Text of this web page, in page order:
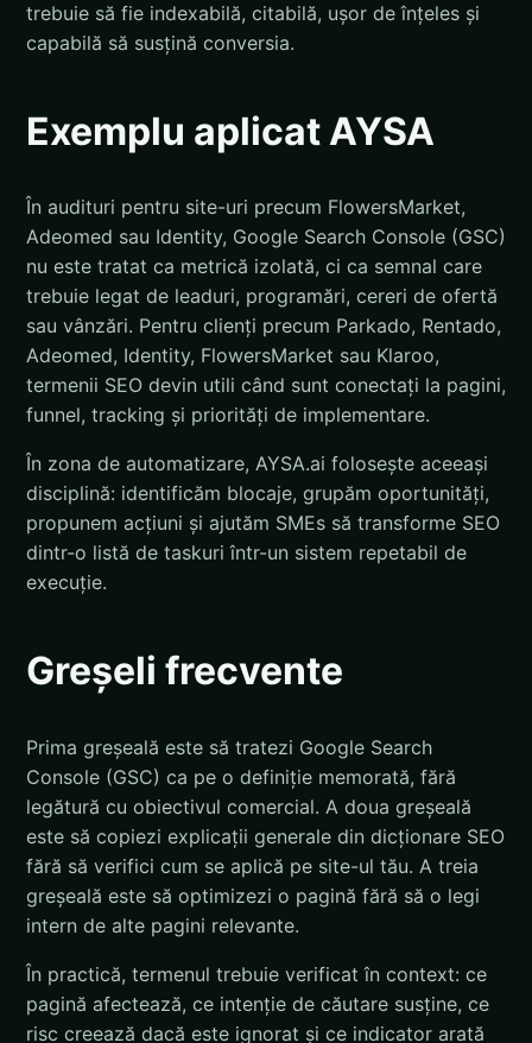
trebuie să fie indexabilă, citabilă, ușor de înțeles și
capabilă să susțină conversia.
Exemplu aplicat AYSA
În audituri pentru site-uri precum FlowersMarket,
Adeomed sau Identity, Google Search Console (GSC)
nu este tratat ca metrică izolată, ci ca semnal care
trebuie legat de leaduri, programări, cereri de ofertă
sau vânzări. Pentru clienți precum Parkado, Rentado,
Adeomed, Identity, FlowersMarket sau Klaroo,
termenii SEO devin utili când sunt conectați la pagini,
funnel, tracking și priorități de implementare.
În zona de automatizare, AYSA.ai folosește aceeași
disciplină: identificăm blocaje, grupăm oportunități,
propunem acțiuni și ajutăm SMEs să transforme SEO
dintr-o listă de taskuri într-un sistem repetabil de
execuție.
Greșeli frecvente
Prima greșeală este să tratezi Google Search
Console (GSC) ca pe o definiție memorată, fără
legătură cu obiectivul comercial. A doua greșeală
este să copiezi explicații generale din dicționare SEO
fără să verifici cum se aplică pe site-ul tău. A treia
greșeală este să optimizezi o pagină fără să o legi
intern de alte pagini relevante.
În practică, termenul trebuie verificat în context: ce
pagină afectează, ce intenție de căutare susține, ce
risc creează dacă este ignorat și ce indicator arată